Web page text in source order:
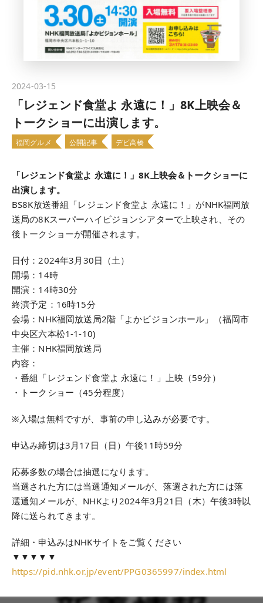
2024-03-15
「レジェンド食堂よ 永遠に！」8K上映会＆
トークショーに出演します。
福岡グルメ 公開記事 デビ高橋
「レジェンド食堂よ 永遠に！」8K上映会＆トークショーに
出演します。
BS8K放送番組「レジェンド食堂よ 永遠に！」がNHK福岡放
送局の8Kスーパーハイビジョンシアターで上映され、その
後トークショーが開催されます。
日付：2024年3月30日（土）
開場：14時
開演：14時30分
終演予定：16時15分
会場：NHK福岡放送局2階「よかビジョンホール」（福岡市
中央区六本松1-1-10)
主催：NHK福岡放送局
内容：
・番組「レジェンド食堂よ 永遠に！」上映（59分）
・トークショー（45分程度）
※入場は無料ですが、事前の申し込みが必要です。
申込み締切は3月17日（日）午後11時59分
応募多数の場合は抽選になります。
当選された方には当選通知メールが、落選された方には落
選通知メールが、NHKより2024年3月21日（木）午後3時以
降に送られてきます。
詳細・申込みはNHKサイトをご覧ください
▼▼▼▼▼
https://pid.nhk.or.jp/event/PPG0365997/index.html